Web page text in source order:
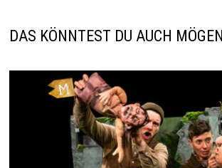
DAS KÖNNTEST DU AUCH MÖGEN